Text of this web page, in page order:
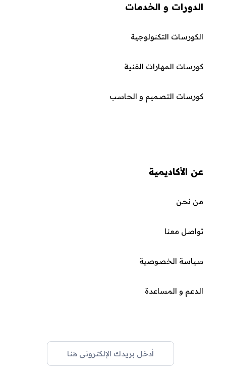
الدورات و الخدمات
الكورسات التكنولوجية
كورسات المهارات الفنية
كورسات التصميم و الحاسب
عن الأكاديمية
من نحن
تواصل معنا
سياسة الخصوصية
الدعم و المساعدة